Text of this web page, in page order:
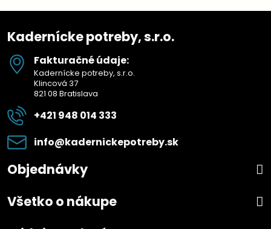
Kadernícke potreby, s.r.o.
Fakturačné údaje:
Kadernícke potreby, s.r.o.
Klincová 37
821 08 Bratislava
+421 948 014 333
info​@kadernickepotreby​.sk
Objednávky
Všetko o nákupe